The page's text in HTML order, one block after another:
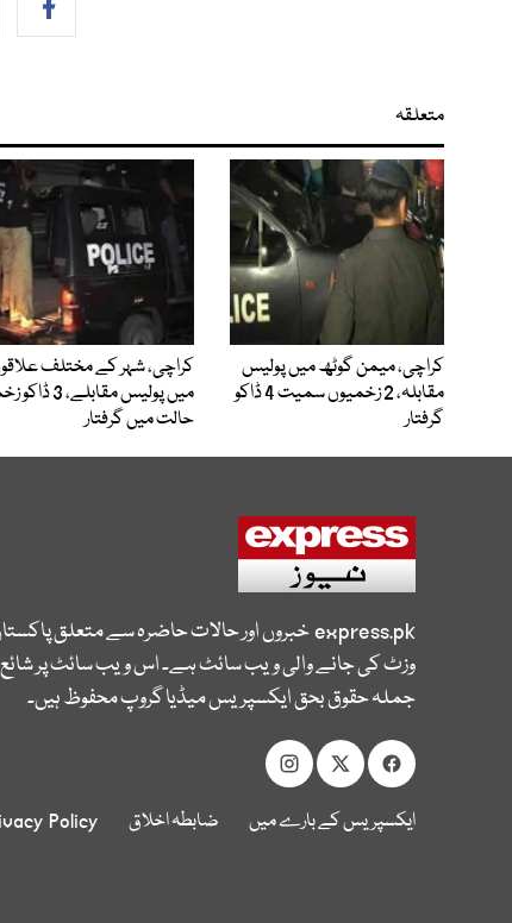
متعلقہ
کراچی، میمن گوٹھ میں پولیس
مقابلہ، 2 زخمیوں سمیت 4 ڈاکو
گرفتار
کراچی، شہر کے مختلف
میں پولیس مقابلے،
حالت میں گرفتار
express.pkخبروں اور حالات حاضرہ سے متعلق
وزٹ کی جانے والی ویب سائٹ ہے۔ اس ویب سائٹ پر
جملہ حقوق بحق ایکسپریس میڈیا گروپ محفوظ ہیں۔
ایکسپریس کے بارے میں ضابطہ اخلاق Policy